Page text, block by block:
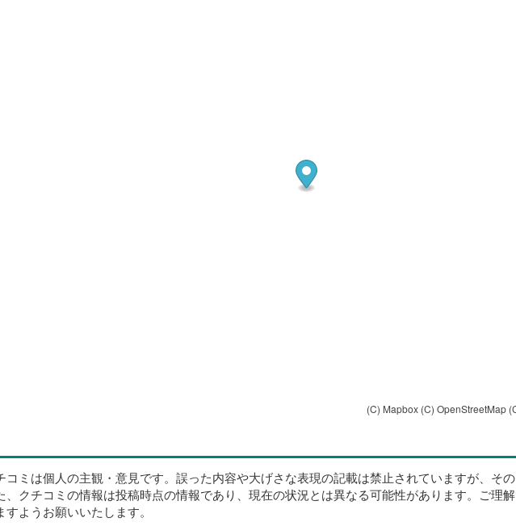
(C) Mapbox (C) OpenStreetMap
コミは個人の主観・意見です。誤った内容や大げさな表現の記載は禁止されていますが、そ
、クチコミの情報は投稿時点の情報であり、現在の状況とは異なる可能性があります。ご理
すようお願いいたします。